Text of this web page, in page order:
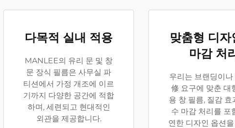
다목적 실내 적용
MANLEE의 유리 문 및 창
문 장식 필름은 사무실 파
티션에서 가정 개조에 이르
기까지 다양한 공간에 적합
하며, 세련되고 현대적인
외관을 제공합니다.
맞춤형 디자
마감 처리
우리는 브랜딩이나
修 요구에 맞춘 대
용 창 필름, 질감 효
수 마감 처리를 포
연한 디자인 옵션